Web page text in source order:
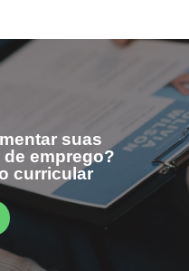
suas
emprego?
curricular